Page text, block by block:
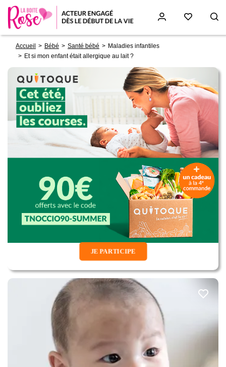
principal
d'Ariane
Accueil Bébé Santé bébé
Maladies infantiles
Et si mon enfant était allergique au lait ?
JE PARTICIPE